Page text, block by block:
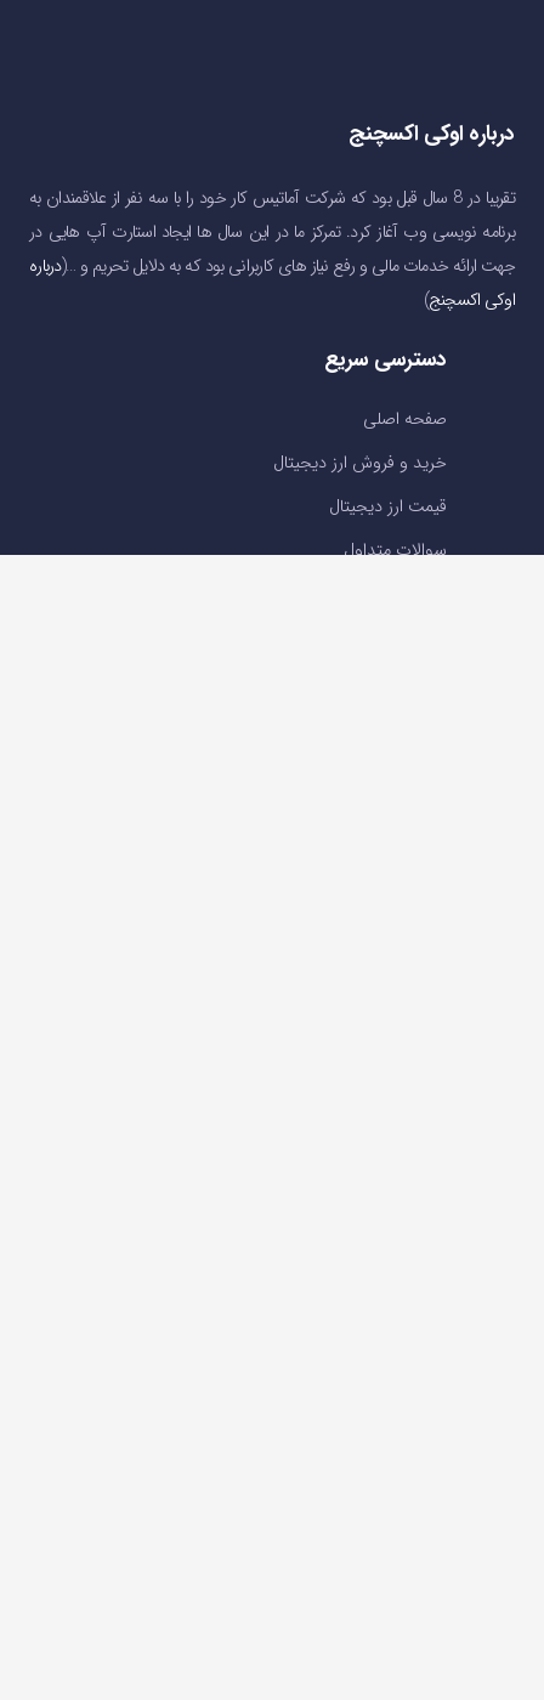
درباره اوکی اکسچنج
تقریبا در 8 سال قبل بود که شرکت آماتیس کار خود را با سه نفر از علاقمندان به
برنامه نویسی وب آغاز کرد. تمرکز ما در این سال ها ایجاد استارت آپ هایی در
جهت ارائه خدمات مالی و رفع نیاز های کاربرانی بود که به دلایل تحریم و …(درباره
اوکی اکسچنج)
دسترسی سریع
صفحه اصلی
خرید و فروش ارز دیجیتال
قیمت ارز دیجیتال
سوالات متداول